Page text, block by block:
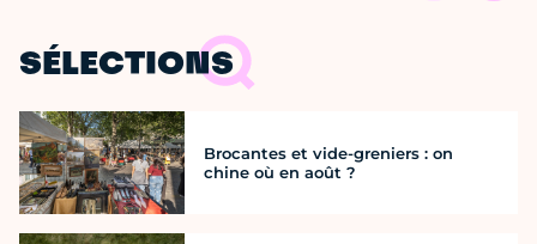
SÉLECTIONS
Brocantes et vide-greniers : on
chine où en août ?